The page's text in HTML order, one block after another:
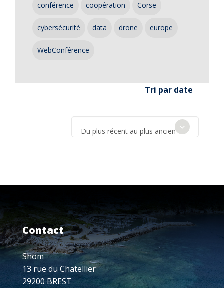
conférence coopération Corse
cybersécurité data drone europe
WebConférence
Tri par date
Du plus récent au plus ancien
Contact
Shom
13 rue du Chatellier
29200 BREST